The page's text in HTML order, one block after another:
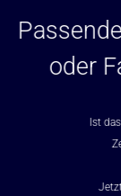
oder
Ist